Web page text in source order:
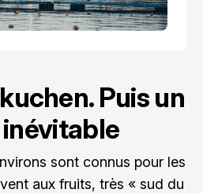
Puis un
inévitable
sont connus pour les
aux fruits, très « sud du